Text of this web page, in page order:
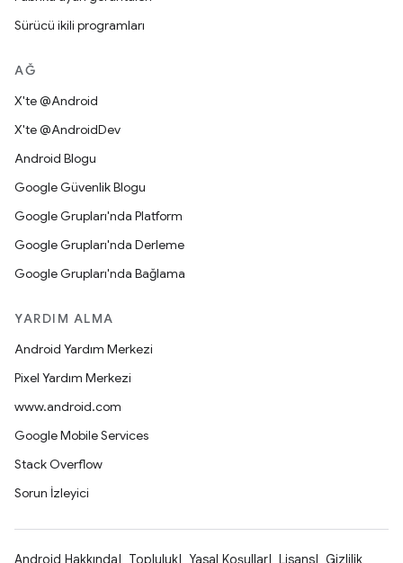
Sürücü ikili programları
AĞ
X'te @Android
X'te @AndroidDev
Android Blogu
Google Güvenlik Blogu
Google Grupları'nda Platform
Google Grupları'nda Derleme
Google Grupları'nda Bağlama
YARDIM ALMA
Android Yardım Merkezi
Pixel Yardım Merkezi
www.android.com
Google Mobile Services
Stack Overflow
Sorun İzleyici
Android Hakkında Topluluk Yasal Koşullar Lisans Gizlilik